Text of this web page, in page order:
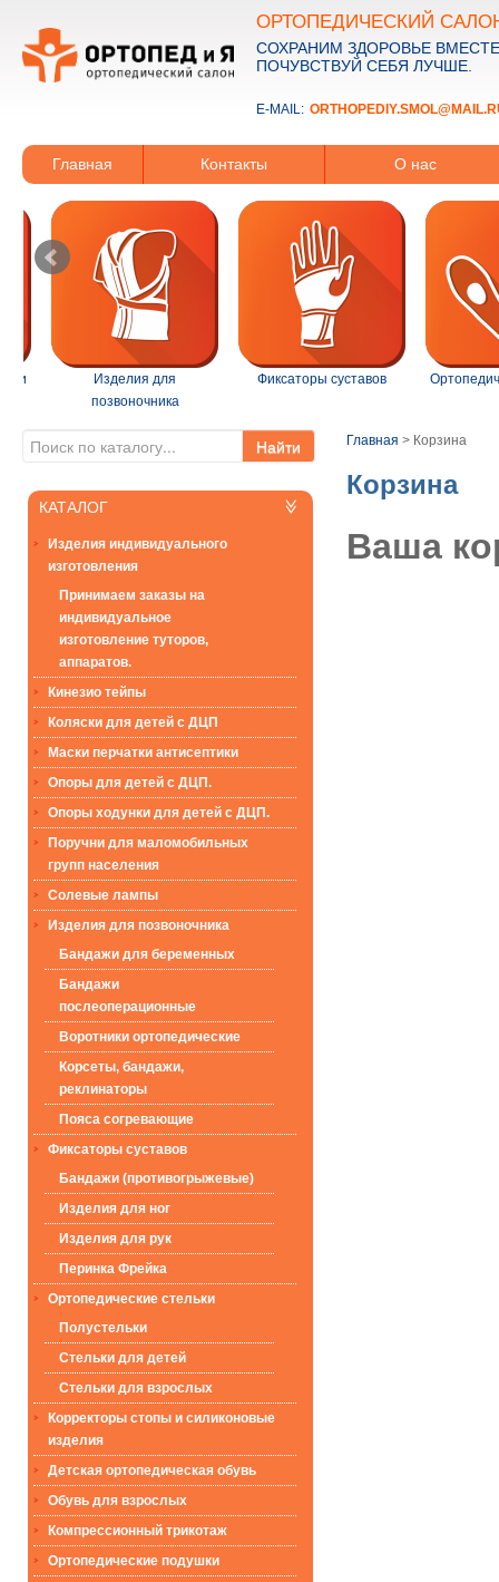
ОРТОПЕДИЧЕСКИЙ
СОХРАНИМ ЗДОРОВЬЕ
ПОЧУВСТВУЙ СЕБЯ ЛУЧШЕ.
E-MAIL:
Главная Контакты О нас
Изделия для
позвоночника
Фиксаторы суставов
Найти
КАТАЛОГ
Изделия индивидуального
изготовления
Принимаем заказы на
индивидуальное
изготовление туторов,
аппаратов.
Кинезио тейпы
Коляски для детей с ДЦП
Маски перчатки антисептики
Опоры для детей с ДЦП.
Опоры ходунки для детей с ДЦП.
Поручни для маломобильных
групп населения
Солевые лампы
Изделия для позвоночника
Бандажи для беременных
Бандажи
послеоперационные
Воротники ортопедические
Корсеты, бандажи,
реклинаторы
Пояса согревающие
Фиксаторы суставов
Бандажи (противогрыжевые)
Изделия для ног
Изделия для рук
Перинка Фрейка
Ортопедические стельки
Полустельки
Стельки для детей
Стельки для взрослых
Корректоры стопы и силиконовые
изделия
Детская ортопедическая обувь
Обувь для взрослых
Компрессионный трикотаж
Ортопедические подушки
Главная > Корзина
Корзина
Ваша